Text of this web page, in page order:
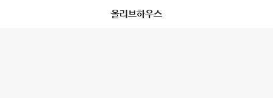
올리브하우스